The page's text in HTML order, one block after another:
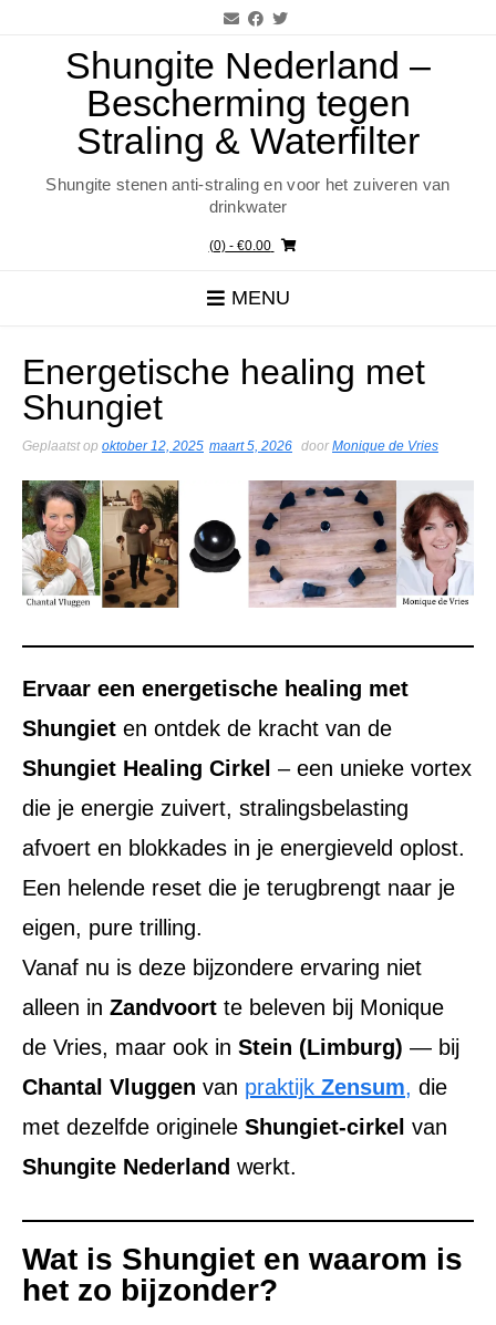
Shungite Nederland –
Bescherming tegen
Straling & Waterfilter
Shungite stenen anti-straling en voor het zuiveren van
drinkwater
(0)- €0.00
MENU
Energetische healing met
Shungiet
Geplaatst op oktober 12, 2025 maart 5, 2026 door Monique de Vries
Ervaar een energetische healing met
Shungiet en ontdek de kracht van de
Shungiet Healing Cirkel – een unieke vortex
die je energie zuivert, stralingsbelasting
afvoert en blokkades in je energieveld oplost.
Een helende reset die je terugbrengt naar je
eigen, pure trilling.
Vanaf nu is deze bijzondere ervaring niet
alleen in Zandvoort te beleven bij Monique
de Vries, maar ook in Stein (Limburg) — bij
Chantal Vluggen van praktijk Zensum, die
met dezelfde originele Shungiet-cirkel van
Shungite Nederland werkt.
Wat is Shungiet en waarom is
het zo bijzonder?